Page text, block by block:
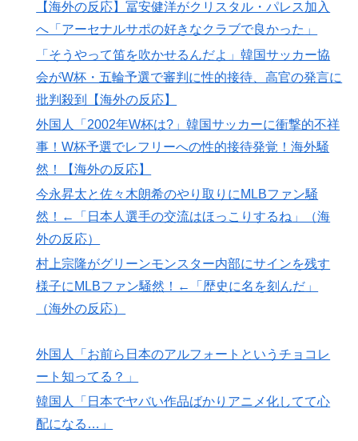
韓国人「日本でヤバい作品ばかりアニメ化してて心配に
なる…」
外国人「使い捨てだ」FIFA会長、辞任危機でトランプ政
権に泣き付くも無視されて海外失笑！【海外の反応】
▶ 海外「うちは同じ日に二人とも不機嫌になるのは禁止。
結婚四十年これでやってる」経験するまで信じてもらえ
▶ 無気力な韓国代表、オーストリアにも0-1で敗北…3月の
▶
【海外の反応】今永昇太、好調の秘訣はスマホ画面だと
イマナガ節を炸裂「NPBでは面白さが必須条件なの？」
▶
外国人「2026年バロンドールは誰が受賞すべき?」エン
バペ、今季無冠でも初受賞か!?海外ファンが考える本命
とは!?【海外の反応】
なことをやってるよな」「中国に関する情報はマジで両
極端なものしかない」
▶ 国際的な小咄 読者投稿 （ゼンマイ式）手間を楽しむ妄
想？
【海外の反応】冨安健洋がクリスタル・パレス加入
へ「アーセナルサポの好きなクラブで良かった」
「そうやって笛を吹かせるんだよ」韓国サッカー協
会がW杯・五輪予選で審判に性的接待、高官の発言に
批判殺到【海外の反応】
外国人「2002年W杯は?」韓国サッカーに衝撃的不祥
事！W杯予選でレフリーへの性的接待発覚！海外騒
然！【海外の反応】
今永昇太と佐々木朗希のやり取りにMLBファン騒
然！←「日本人選手の交流はほっこりするね」（海
外の反応）
村上宗隆がグリーンモンスター内部にサインを残す
様子にMLBファン騒然！←「歴史に名を刻んだ」
（海外の反応）
外国人「お前ら日本のアルフォートというチョコレ
ート知ってる？」
韓国人「日本でヤバい作品ばかりアニメ化してて心
配になる…」